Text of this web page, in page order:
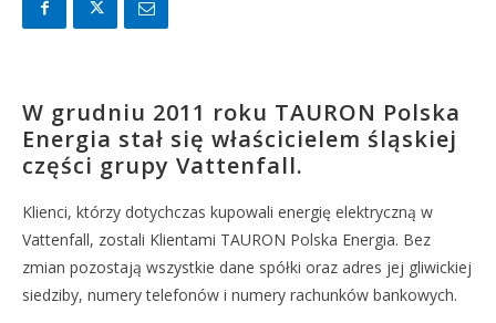
W grudniu 2011 roku TAURON Polska
Energia stał się właścicielem śląskiej
części grupy Vattenfall.
Klienci, którzy dotychczas kupowali energię elektryczną w
Vattenfall, zostali Klientami TAURON Polska Energia. Bez
zmian pozostają wszystkie dane spółki oraz adres jej gliwickiej
siedziby, numery telefonów i numery rachunków bankowych.